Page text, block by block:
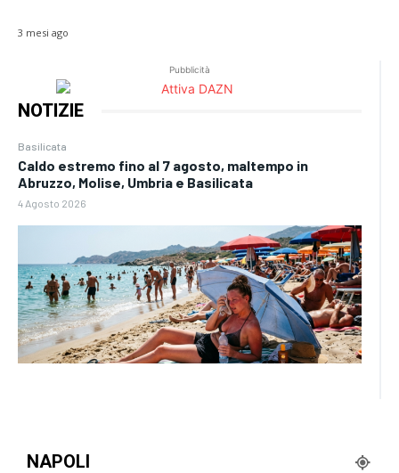
Pubblicità
NOTIZIE
Basilicata
Caldo estremo fino al 7 agosto, maltempo in
Abruzzo, Molise, Umbria e Basilicata
4 Agosto 2026
NAPOLI
3 mesi ago